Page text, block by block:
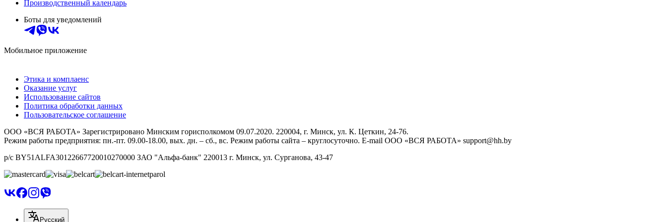
Производственный календарь
Боты для уведомлений
Мобильное приложение
Этика и комплаенс
Оказание услуг
Использование сайтов
Политика обработки данных
Пользовательское соглашение
ООО «ВСЯ РАБОТА» Зарегистрировано Минским горисполкомом 09.07.2020. 220004, г. Минск, ул. К. Цеткин, 24-76.
Режим работы предприятия: пн.-пт. 09.00-18.00, вых. дн. – сб., вс. Режим работы сайта – круглосуточно. E-mail ООО «ВСЯ РАБОТА» support@hh.by
р/с BY51ALFA30122667720010270000 ЗАО "Альфа-банк" 220013 г. Минск, ул. Сурганова, 43‑47
Русский